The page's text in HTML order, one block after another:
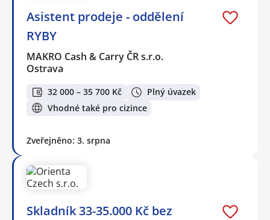
Asistent prodeje - oddělení
RYBY
MAKRO Cash & Carry ČR s.r.o.
Ostrava
32 000 – 35 700 Kč
Plný úvazek
Vhodné také pro cizince
Zveřejněno: 3. srpna
Skladník 33-35.000 Kč bez